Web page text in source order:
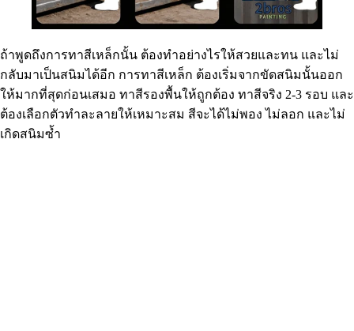
ถ้าพูดถึงการทาสีเหล็กนั้น ต้องทำอย่างไรให้สวยและทน และไม่
กลับมาเป็นสนิมได้อีก การทาสีเหล็ก ต้องเริ่มจากขัดสนิมนั้นออก
ให้มากที่สุดก่อนเสมอ ทาสีรองพื้นให้ถูกต้อง ทาสีจริง 2-3 รอบ และ
ต้องเลือกตัวทำละลายให้เหมาะสม สีจะได้ไม่พอง ไม่ลอก และไม่
เกิดสนิมซ้ำ